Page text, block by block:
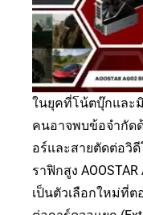
ในยุคที่โน้ตบุ๊กและ
คนอาจพบข้อจำกัด
อร์และสายตัดต่อวิ
ราฟิกสูง AOOSTAR
เป็นตัวเลือกใหม่ที่